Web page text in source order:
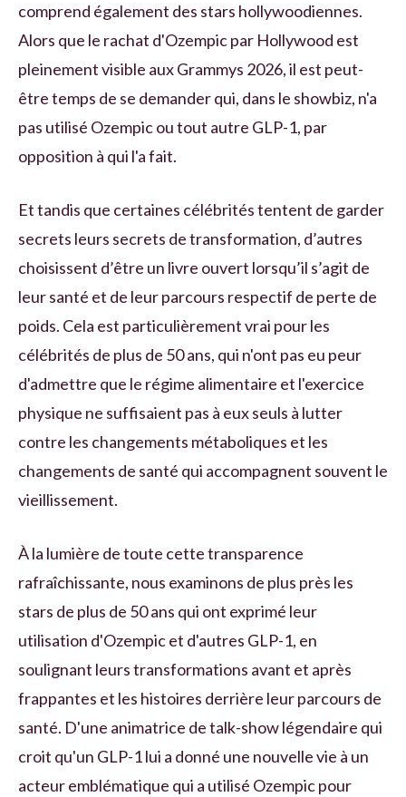
comprend également des stars hollywoodiennes.
Alors que le rachat d'Ozempic par Hollywood est
pleinement visible aux Grammys 2026, il est peut-
être temps de se demander qui, dans le showbiz, n'a
pas utilisé Ozempic ou tout autre GLP-1, par
opposition à qui l'a fait.
Et tandis que certaines célébrités tentent de garder
secrets leurs secrets de transformation, d’autres
choisissent d’être un livre ouvert lorsqu’il s’agit de
leur santé et de leur parcours respectif de perte de
poids. Cela est particulièrement vrai pour les
célébrités de plus de 50 ans, qui n'ont pas eu peur
d'admettre que le régime alimentaire et l'exercice
physique ne suffisaient pas à eux seuls à lutter
contre les changements métaboliques et les
changements de santé qui accompagnent souvent le
vieillissement.
À la lumière de toute cette transparence
rafraîchissante, nous examinons de plus près les
stars de plus de 50 ans qui ont exprimé leur
utilisation d'Ozempic et d'autres GLP-1, en
soulignant leurs transformations avant et après
frappantes et les histoires derrière leur parcours de
santé. D'une animatrice de talk-show légendaire qui
croit qu'un GLP-1 lui a donné une nouvelle vie à un
acteur emblématique qui a utilisé Ozempic pour